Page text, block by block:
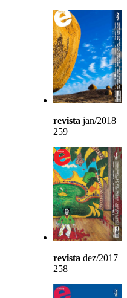
revista jan/2018
259
revista dez/2017
258